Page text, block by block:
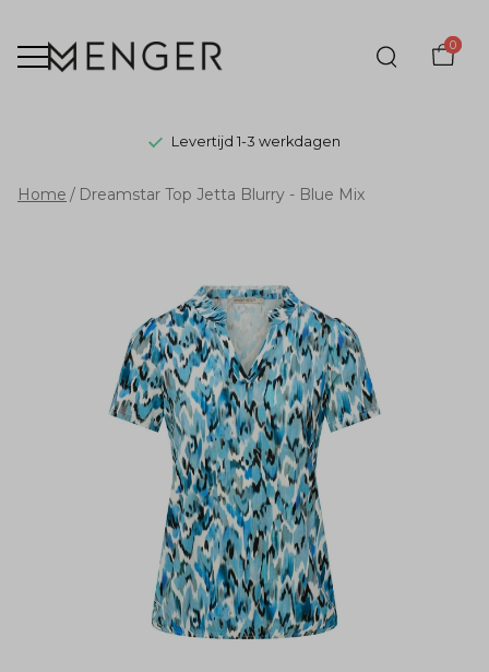
0
Levertijd 1-3 werkdagen
Dreamstar
Blurry
Menger
Home Dreamstar Top Jetta Blurry - Blue Mix